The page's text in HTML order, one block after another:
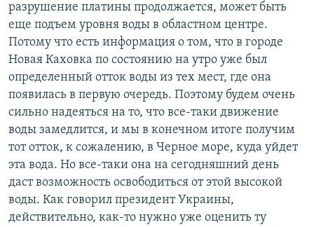
разрушение платины продолжается, может быть
еще подъем уровня воды в областном центре.
Потому что есть информация о том, что в городе
Новая Каховка по состоянию на утро уже был
определенный отток воды из тех мест, где она
появилась в первую очередь. Поэтому будем очень
сильно надеяться на то, что все-таки движение
воды замедлится, и мы в конечном итоге получим
тот отток, к сожалению, в Черное море, куда уйдет
эта вода. Но все-таки она на сегодняшний день
даст возможность освободиться от этой высокой
воды. Как говорил президент Украины,
действительно, как-то нужно уже оценить ту